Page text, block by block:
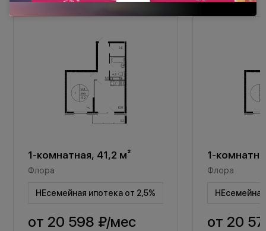
1-комнатная, 41,2 м²
Флора
НЕсемейная ипотека от 2,5%
от 20 598 ₽/мес
1-
Флора
от 20